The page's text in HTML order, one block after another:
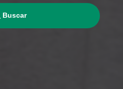
Buscar